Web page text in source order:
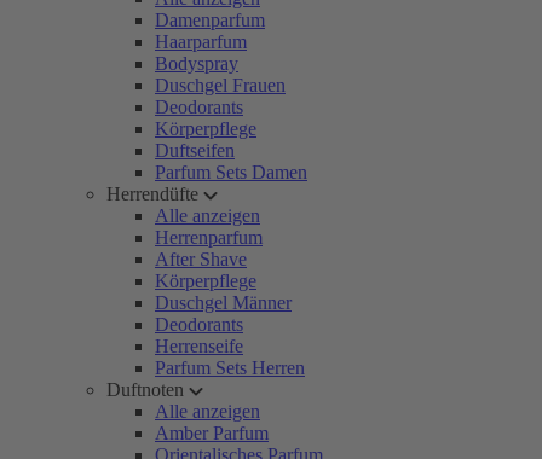
Damenparfum
Haarparfum
Bodyspray
Duschgel Frauen
Deodorants
Körperpflege
Duftseifen
Parfum Sets Damen
Herrendüfte
Alle anzeigen
Herrenparfum
After Shave
Körperpflege
Duschgel Männer
Deodorants
Herrenseife
Parfum Sets Herren
Duftnoten
Alle anzeigen
Amber Parfum
Orientalisches Parfum